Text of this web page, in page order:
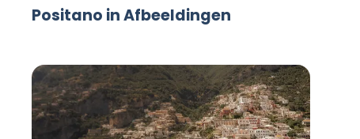
Positano in Afbeeldingen